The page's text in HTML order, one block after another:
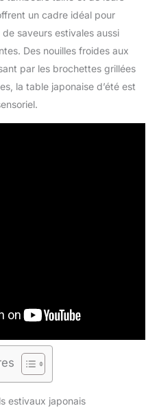
un cadre idéal pour
saveurs estivales aussi
Des nouilles froides aux
par les brochettes grillées
la table japonaise d’été est
estivaux japonais